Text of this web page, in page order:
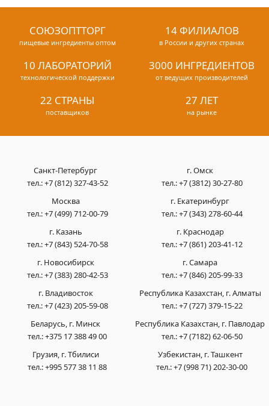
СОЮЗОПТТОРГ
пищевые ингредиенты оптом
14 ФИЛИАЛОВ
в России и других странах
10 ЛАБОРАТОРИЙ
технологической поддержки
3000 ИНГРЕДИЕНТОВ
от ведущих производителей
22 СТРАНЫ
поставщиков
27 ЛЕТ
на рынке
Санкт-Петербург
тел.:+7 (812) 327-43-52
Москва
тел.:+7 (499) 712-00-79
г. Казань
тел.:+7 (843) 524-70-58
г. Новосибирск
тел.:+7 (383) 280-42-53
г. Омск
тел.:+7 (3812) 30-27-80
г. Екатеринбург
тел.:+7 (343) 278-60-44
г. Краснодар
тел.:+7 (861) 203-41-12
г. Самара
тел.:+7 (846) 205-99-33
г. Владивосток
тел.:+7 (423) 205-59-08
Беларусь, г. Минск
тел.:+375 17 388 49 00
Грузия, г. Тбилиси
тел.:+995 577 38 11 88
Республика Казахстан, г. Алматы
тел.:+7 (727) 379-15-22
Республика Казахстан, г. Павлодар
тел.:+7 (7182) 62-06-50
Узбекистан, г. Ташкент
тел.:+7 (998 71) 202-30-00